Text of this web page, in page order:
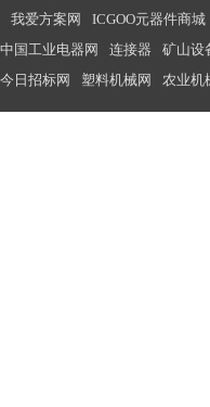
我爱方案网 ICGOO元器件商城
中国工业电器网
连接器 矿山设
今日招标网
塑料机械网 农业机